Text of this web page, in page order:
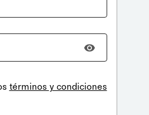
términos y condiciones